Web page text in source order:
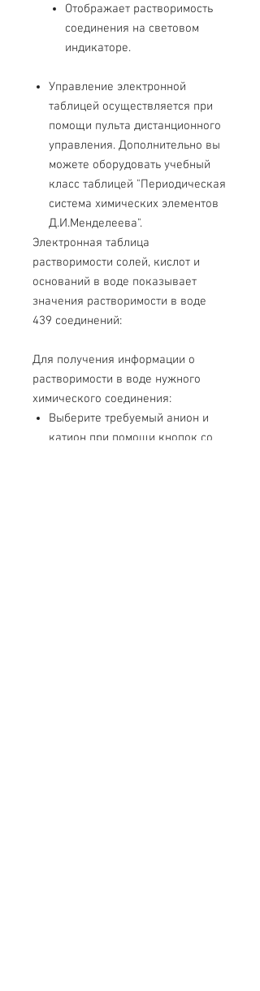
Отображает растворимость
соединения на световом
индикаторе.
Управление электронной
таблицей осуществляется при
помощи пульта дистанционного
управления. Дополнительно вы
можете оборудовать учебный
класс таблицей "Периодическая
система химических элементов
Д.И.Менделеева".
Электронная таблица
растворимости солей, кислот и
оснований в воде показывает
значения растворимости в воде
439 соединений:
Для получения информации о
растворимости в воде нужного
химического соединения:
Выберите требуемый анион и
катион при помощи кнопок со